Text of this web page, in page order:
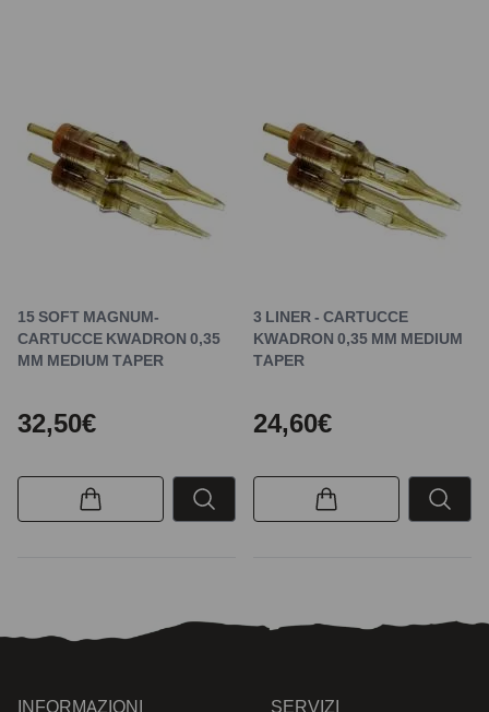
15 SOFT MAGNUM-
CARTUCCE KWADRON 0,35
MM MEDIUM TAPER
32,50€
3 LINER - CARTUCCE
KWADRON 0,35 MM MEDIUM
TAPER
24,60€
INFORMAZIONI SERVIZI